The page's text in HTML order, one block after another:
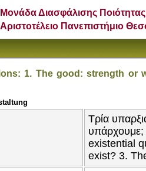
Μονάδα Διασφάλισης Ποιότητας
Αριστοτέλειο Πανεπιστήμιο
1. The good: strength or
Τρία
υπάρχουμε;
existential
exist? 3.